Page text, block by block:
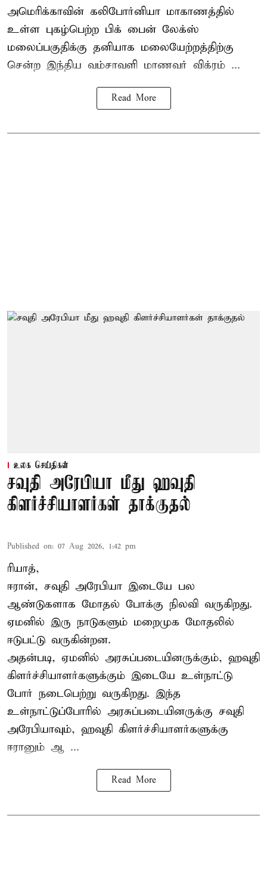
அமெரிக்காவின் கலிபோர்னியா மாகாணத்தில்
உள்ள புகழ்பெற்ற பிக் பைன் லேக்ஸ்
மலைப்பகுதிக்கு தனியாக மலையேற்றத்திற்கு
சென்ற இந்திய வம்சாவளி மாணவர் விக்ரம் ...
Read More
உலக செய்திகள்
சவுதி அரேபியா மீது ஹவுதி
கிளர்ச்சியாளர்கள் தாக்குதல்
Published on: 07 Aug 2026, 1:42 pm
ரியாத்,
ஈரான், சவுதி அரேபியா இடையே பல
ஆண்டுகளாக மோதல் போக்கு நிலவி வருகிறது.
ஏமனில் இரு நாடுகளும் மறைமுக மோதலில்
ஈடுபட்டு வருகின்றன.
அதன்படி, ஏமனில் அரசுப்படையினருக்கும், ஹவுதி
கிளர்ச்சியாளர்களுக்கும் இடையே உள்நாட்டு
போர் நடைபெற்று வருகிறது. இந்த
உள்நாட்டுப்போரில் அரசுப்படையினருக்கு சவுதி
அரேபியாவும், ஹவுதி கிளர்ச்சியாளர்களுக்கு
ஈரானும் ஆ ...
Read More